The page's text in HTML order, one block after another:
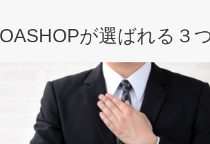
が選ばれる３